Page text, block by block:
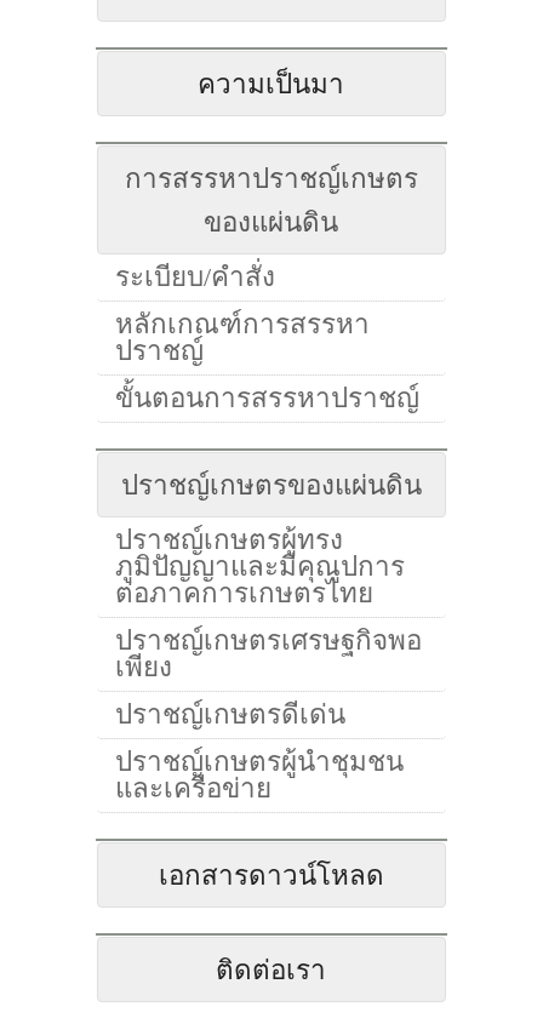
ความเป็นมา
การสรรหาปราชญ์เกษตร
ของแผ่นดิน
ระเบียบ/คำสั่ง
หลักเกณฑ์การสรรหา
ปราชญ์
ขั้นตอนการสรรหาปราชญ์
ปราชญ์เกษตรของแผ่นดิน
ปราชญ์เกษตรผู้ทรง
ภูมิปัญญาและมีคุณูปการ
ต่อภาคการเกษตรไทย
ปราชญ์เกษตรเศรษฐกิจพอ
เพียง
ปราชญ์เกษตรดีเด่น
ปราชญ์เกษตรผู้นำชุมชน
และเครือข่าย
เอกสารดาวน์โหลด
ติดต่อเรา